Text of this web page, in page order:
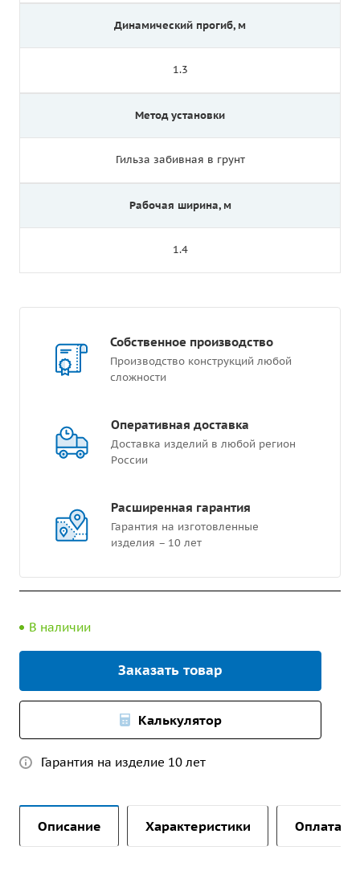
Динамический прогиб, м
1.3
Метод установки
Гильза забивная в грунт
Рабочая ширина, м
1.4
Собственное производство
Производство конструкций любой
сложности
Оперативная доставка
Доставка изделий в любой регион
России
Расширенная гарантия
Гарантия на изготовленные
изделия – 10 лет
В наличии
Заказать товар
Калькулятор
Гарантия на изделие 10 лет
Описание Характеристики Оплата и